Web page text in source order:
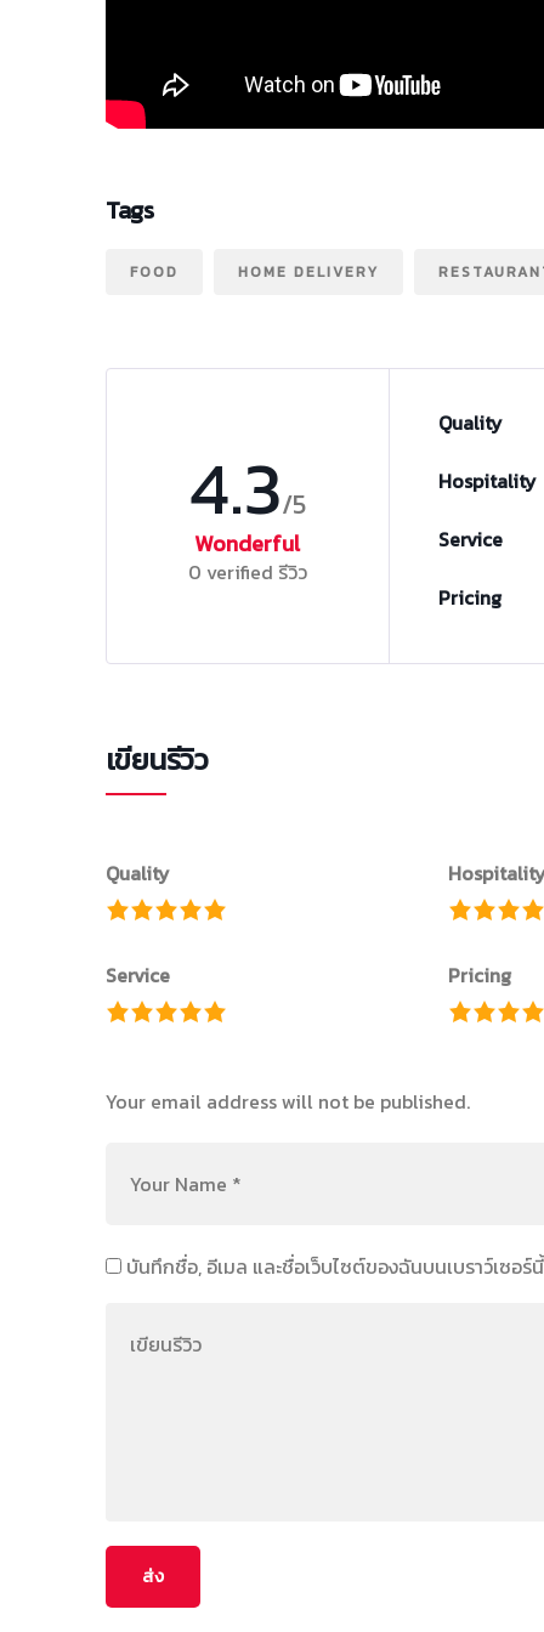
Tags
FOOD HOME DELIVERY
4.3/5
Wonderful
0 verified รีวิว
Quality
Hospitality
Service
Pricing
เขียนรีวิว
Quality
Service Pricing
Your email address will not be published.
บันทึกชื่อ, อีเมล และชื่อเว็บไซต์ของฉันบนเบราว์เซอ